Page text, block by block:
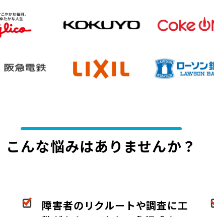
こんな悩みはありませんか？
障害者のリクルートや調査に工